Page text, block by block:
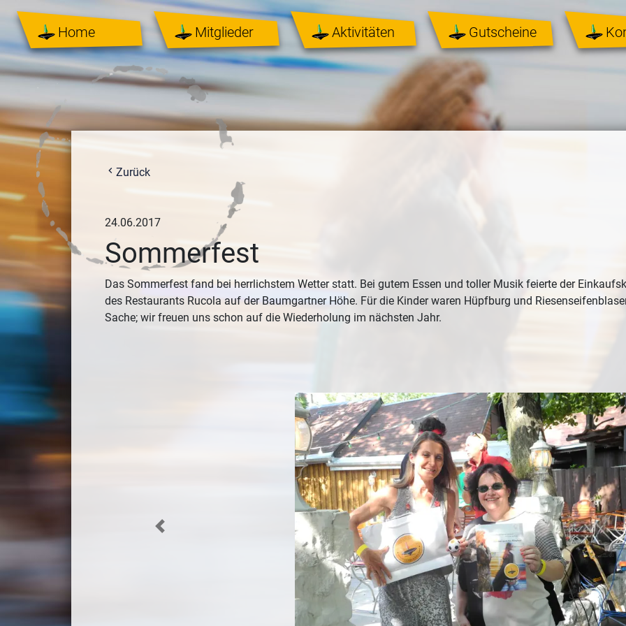
Home Mitglieder Aktivitäten Gutscheine
chevron_left Zurück
24.06.2017
Sommerfest
Das Sommerfest fand bei herrlichstem Wetter statt. Bei gutem Essen und toller Musik feierte der
des Restaurants Rucola auf der Baumgartner Höhe. Für die Kinder waren Hüpfburg und
Sache; wir freuen uns schon auf die Wiederholung im nächsten Jahr.
Previous